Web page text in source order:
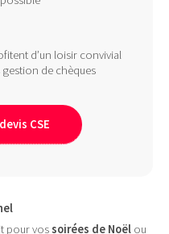
d’un loisir convivial
gestion de chèques
CSE
pour vossoirées de Noël ou